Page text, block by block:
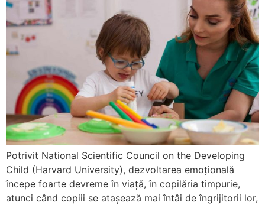
Potrivit National Scientific Council on the Developing
Child (Harvard University), dezvoltarea emoțională
începe foarte devreme în viață, în copilăria timpurie,
atunci când copiii se atașează mai întâi de îngrijitorii lor,